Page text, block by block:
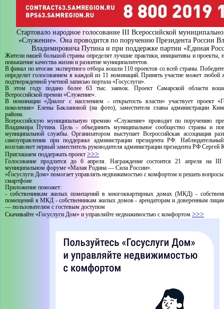
Стартовало народное голосование III Всероссийской
«Служение». Она проводится по поручению Президента России
Владимировича Путина и при поддержке партии «Единая
Жители нашей большой страны определят лучшие практики, инициативы и проекты,
повышение качества жизни и развитие муниципалитетов.
В финал по итогам экспертного отбора вошли 110 проектов со всей страны.
определят голосованием в каждой из 11 номинаций. Принять участие может любой
подтвержденной учетной записью портала «Госуслуги».
В этом году подано более 63 тыс. заявок. Проект Самарской области
Всероссийской премии «Служение».
В номинации «Диалог с населением - открытость власти» участвует проект
поколения» Елены Баклановой (на фото), заместителя главы администрации
района.
Всероссийскую муниципальную премию «Служение» проводят по поручению
Владимира Путина. Цель - объединить муниципальное сообщество страны и
муниципальной службы. Организатором выступает Всероссийская ассоциация
самоуправления при поддержке администрации президента РФ.
возглавляет первый заместитель руководителя администрации президента РФ Сергей
Приглашаем поддержать проект >>>
Голосование продлится до 6 апреля. Награждение состоится 21 апреля на III
муниципальном форуме «Малая Родина — Сила России».
«Госуслуги Дом» помогает управлять недвижимостью с комфортом и решать
смартфоне
Приложение поможет:
- собственникам жилых помещений в многоквартирных домах (МКД) -
помещений в МКД - собственникам жилых домов - арендаторам и доверенным лицам
— пользователям с гостевым доступом
Скачивайте «Госуслуги Дом» и управляйте недвижимостью с комфортом >>>